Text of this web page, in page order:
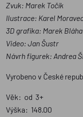
Zvuk: Marek Točík
Ilustrace: Karel
3D grafika: Marek Bláha
Video: Jan Šustr
Návrh figurek: Andrea
Vyrobeno v České
Věk: od 3+
Výška: 148.00